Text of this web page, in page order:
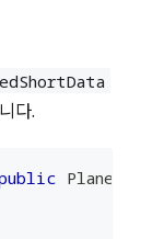
다.
PlanetKit